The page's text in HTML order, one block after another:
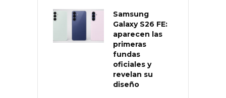
Samsung
Galaxy S26 FE:
aparecen las
primeras
fundas
oficiales y
revelan su
diseño